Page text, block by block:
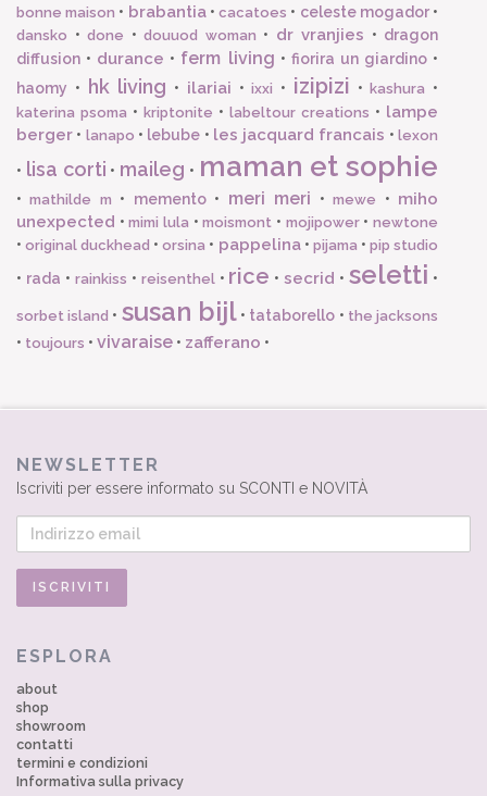
bonne maison • brabantia•cacatoes • celeste mogador•
dansko • done • douuod woman • dr vranjies • dragon
diffusion • durance • ferm living • fiorira un giardino•
haomy • hk living • ilariai •ixxi • izipizi •kashura •
katerina psoma • kriptonite • labeltour creations • lampe
berger • lanapo • lebube • les jacquard francais •lexon
• lisa corti • maileg • maman et sophie
•mathilde m • memento• meri meri •mewe • miho
unexpected •mimi lula •moismont • mojipower•newtone
•original duckhead •orsina • pappelina• pijama • pip studio
• rada • rainkiss • reisenthel• rice •secrid •seletti •
sorbet island • susan bijl• tataborello • the jacksons
• toujours • vivaraise • zafferano •
NEWSLETTER
Iscriviti per essere informato su SCONTI e NOVITÀ
ESPLORA
about
shop
showroom
contatti
termini e condizioni
Informativa sulla privacy